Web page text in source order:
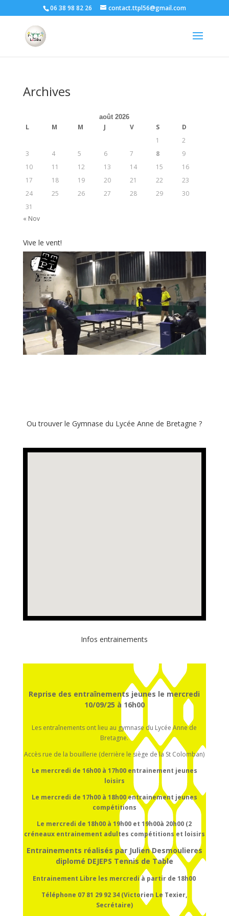
06 38 98 82 26 contact.ttpl56@gmail.com
Archives
août 2026
L M M J V S
D
1
2
3
4 5 6 7 8
9
10
11 12 13 14 15
16
17
18 19 20 21 22
23
24
25 26 27 28 29
30
31
« Nov
Vive le vent!
Ou trouver le Gymnase du Lycée Anne de Bretagne ?
Infos entrainements
Reprise des entraînements jeunes le mercredi
10/09/25 à 16h00
Les entraînements ont lieu au gymnase du Lycée Anne de
Bretagne.
Accès rue de la bouillerie (derrière le siège de la St Colomban)
Le mercredi de 16h00 à 17h00 entrainement jeunes
loisirs
Le mercredi de 17h00 à 18h00entrainement jeunes
compétitions
Le mercredi de 18h00 à 19h00 et 19h00à 20h00 (2
créneaux entrainement adultes compétitions et loisirs
Entrainements réalisés par Julien Desmoulieres
diplomé DEJEPS Tennis de Table
Entrainement Libre les mercredi à partir de 18h00
Téléphone 07 81 29 92 34 (Victorien Le Texier,
Secrétaire)